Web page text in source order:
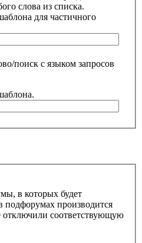
слова из списка.
для частичного
поиск с языком запросов
в которых будет
подфорумах производится
отключили соответствующую